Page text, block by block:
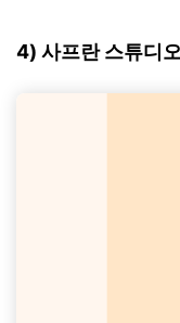
4) 사프란 스튜디